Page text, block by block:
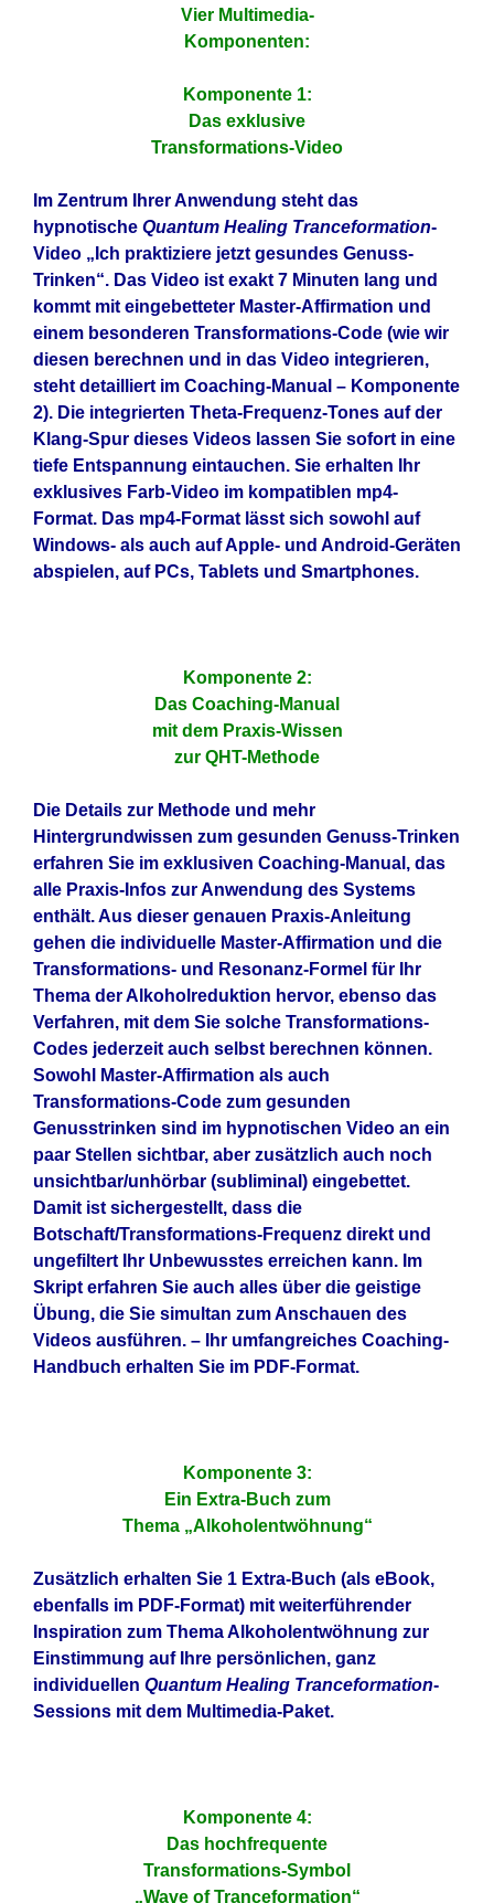
Vier Multimedia-
Komponenten:
Komponente 1:
Das exklusive
Transformations-Video
Im Zentrum Ihrer Anwendung steht das
hypnotische Quantum Healing Tranceformation-
Video „Ich praktiziere jetzt gesundes Genuss-
Trinken“. Das Video ist exakt 7 Minuten lang und
kommt mit eingebetteter Master-Affirmation und
einem besonderen Transformations-Code (wie wir
diesen berechnen und in das Video integrieren,
steht detailliert im Coaching-Manual – Komponente
2). Die integrierten Theta-Frequenz-Tones auf der
Klang-Spur dieses Videos lassen Sie sofort in eine
tiefe Entspannung eintauchen. Sie erhalten Ihr
exklusives Farb-Video im kompatiblen mp4-
Format. Das mp4-Format lässt sich sowohl auf
Windows- als auch auf Apple- und Android-Geräten
abspielen, auf PCs, Tablets und Smartphones.
Komponente 2:
Das Coaching-Manual
mit dem Praxis-Wissen
zur QHT-Methode
Die Details zur Methode und mehr
Hintergrundwissen zum gesunden Genuss-Trinken
erfahren Sie im exklusiven Coaching-Manual, das
alle Praxis-Infos zur Anwendung des Systems
enthält.Aus dieser genauen Praxis-Anleitung
gehen die individuelle Master-Affirmation und die
Transformations- und Resonanz-Formel für Ihr
Thema der Alkoholreduktion hervor, ebenso das
Verfahren, mit dem Sie solche Transformations-
Codes jederzeit auch selbst berechnen können.
Sowohl Master-Affirmation als auch
Transformations-Code zum gesunden
Genusstrinken sind im hypnotischen Video an ein
paar Stellen sichtbar, aber zusätzlich auch noch
unsichtbar/unhörbar (subliminal) eingebettet.
Damit ist sichergestellt, dass die
Botschaft/Transformations-Frequenz direkt und
ungefiltert Ihr Unbewusstes erreichen kann. Im
Skript erfahren Sie auch alles über die geistige
Übung, die Sie simultan zum Anschauen des
Videos ausführen. – Ihr umfangreiches Coaching-
Handbuch erhalten Sie im PDF-Format.
Komponente 3:
Ein Extra-Buch zum
Thema „Alkoholentwöhnung“
Zusätzlich erhalten Sie 1 Extra-Buch (als eBook,
ebenfalls im PDF-Format) mit weiterführender
Inspiration zum Thema Alkoholentwöhnung zur
Einstimmung auf Ihre persönlichen, ganz
individuellen Quantum Healing Tranceformation-
Sessions mit dem Multimedia-Paket.
Komponente 4:
Das hochfrequente
Transformations-Symbol
„Wave of Tranceformation“